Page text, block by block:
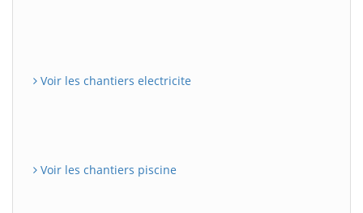
Voir les chantiers electricite
Voir les chantiers piscine